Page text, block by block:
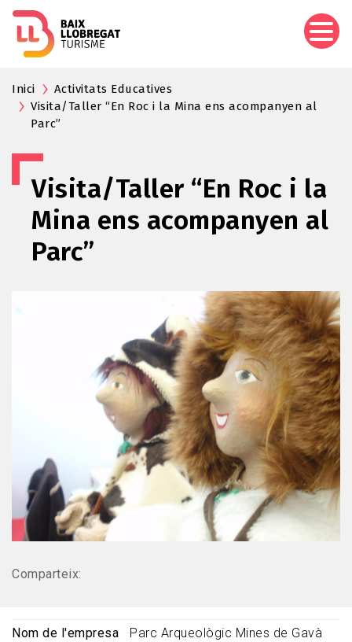
Inici
Activitats Educatives
Visita/Taller “En Roc i la Mina ens acompanyen al
Parc”
Visita/Taller “En Roc i la
Mina ens acompanyen al
Parc”
Comparteix:
Nom de l'empresa
Parc Arqueològic Mines de Gavà